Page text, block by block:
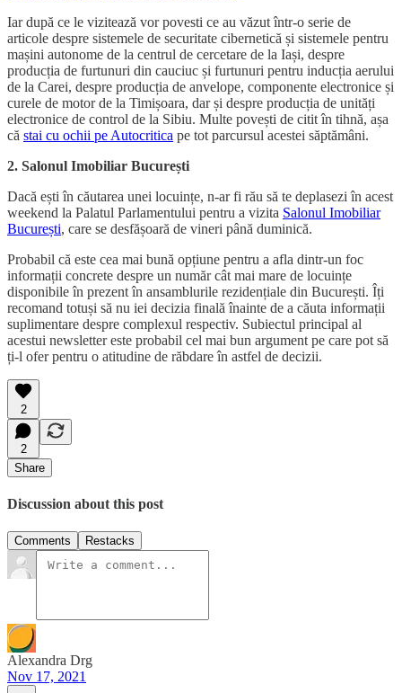
Iar după ce le vizitează vor povesti ce au văzut într-o serie de
articole despre sistemele de securitate cibernetică și sistemele pentru
mașini autonome de la centrul de cercetare de la Iași, despre
producția de furtunuri din cauciuc și furtunuri pentru inducția aerului
de la Carei, despre producția de anvelope, componente electronice și
curele de motor de la Timișoara, dar și despre producția de unități
electronice de control de la Sibiu. Multe povești de citit în tihnă, așa
că stai cu ochii pe Autocritica pe tot parcursul acestei săptămâni.
2. Salonul Imobiliar București
Dacă ești în căutarea unei locuințe, n-ar fi rău să te deplasezi în acest
weekend la Palatul Parlamentului pentru a vizita Salonul Imobiliar
București, care se desfășoară de vineri până duminică.
Probabil că este cea mai bună opțiune pentru a afla dintr-un foc
informații concrete despre un număr cât mai mare de locuințe
disponibile în prezent în ansamblurile rezidențiale din București. Îți
recomand totuși să nu iei decizia finală înainte de a căuta informații
suplimentare despre complexul respectiv. Subiectul principal al
acestui newsletter este probabil cel mai bun argument pe care pot să
ți-l ofer pentru o atitudine de răbdare în astfel de decizii.
2
2
Share
Discussion about this post
Comments Restacks
Alexandra Drg
Nov 17, 2021